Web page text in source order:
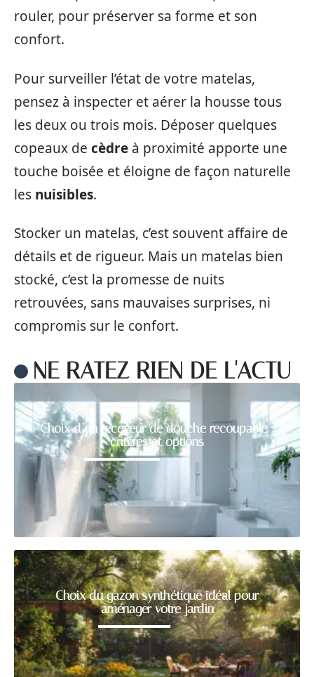
rouler, pour préserver sa forme et son
confort.
Pour surveiller l’état de votre matelas,
pensez à inspecter et aérer la housse tous
les deux ou trois mois. Déposer quelques
copeaux de cèdre à proximité apporte une
touche boisée et éloigne de façon naturelle
les nuisibles.
Stocker un matelas, c’est souvent affaire de
détails et de rigueur. Mais un matelas bien
stocké, c’est la promesse de nuits
retrouvées, sans mauvaises surprises, ni
compromis sur le confort.
NE RATEZ RIEN DE L'ACTU
Choix d’un receveur de douche recoupable :
critères et options
Choix du gazon synthétique idéal pour
aménager votre jardin